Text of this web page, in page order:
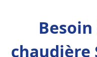
chaudière